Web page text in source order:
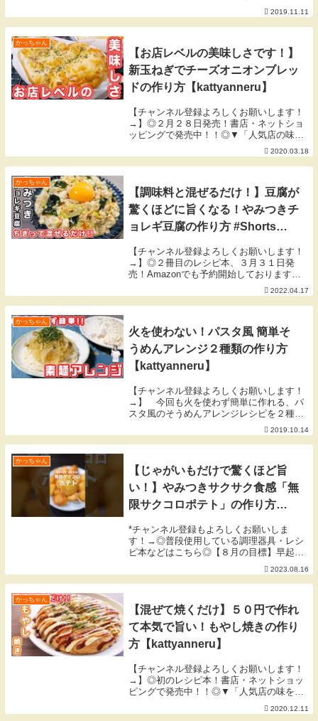
た。 見た目以上に辛くなく、旨味がグッ
と詰まったぷりぷりの海老が美味しいレシ
ピです。▼今回使用した材料▼◎ヤンニョ
2019.11.11
かっちゃん
【お店レベルの美味しさです！】
新玉ねぎでチーズオニオンブレッ
ドの作り方【kattyanneru】
【チャンネル登録よろしくお願いします！
→】◎２月２８日発売！書店・ネットショ
ッピングで発売中！！◎▼「人気店の味を
おうちで！週末が楽しくなる再現ごはん」
▼たっぷりの新玉ねぎにチーズ、、、そり
ゃ美味しいですよね！！▼今回使用した材
2020.03.18
かっちゃん
【調味料と混ぜるだけ！】豆腐が
驚くほどに旨くなる！やみつきチ
ョレギ豆腐の作り方 #Shorts
【チャンネル登録よろしくお願いします！
→】◎２冊目のレシピ本、３月３１日発
売！Amazonでも予約開始しております
◎▼「簡単なのにウマすぎる! もりもり野
菜レシピ」▼▼「人気店の味をおうちで！
週末が楽しくなる再現ごはん」▼【３月の
2022.04.17
かっちゃん
火を使わない！パスタ風 簡単そ
うめんアレンジ２種類の作り方
【kattyanneru】
【チャンネル登録よろしくお願いします！
→】 今回も火を使わず簡単に作れる、パ
スタ風のそうめんアレンジレシピを２種類
作ってみました。 夏場の我が家の冷蔵庫
には、必ず「玉子豆腐」が入っています
（笑）▼今回使用した材料▼◎めんつゆバ
2019.10.14
かっちゃん
【じゃがいもだけで驚くほど旨
い！】やみつきサクサク食感「無
限サクコロポテト」の作り方
*チャンネル登録もよろしくお願いしま
す！→◎普段使用している調理器具・レシ
ピ本などはこちら◎【８月の目標】早起き
して朝活頑張る。 byかっちゃん▼今回使
用した材料（2人前）▼・じゃがい
も 200g・ホットケーキミッ
2023.08.16
かっちゃん
【混ぜて焼くだけ】５０円で作れ
て本気で旨い！もやし焼きの作り
方【kattyanneru】
【チャンネル登録よろしくお願いします！
→】◎初のレシピ本！書店・ネットショッ
ピングで発売中！！◎▼「人気店の味をお
うちで！週末が楽しくなる再現ごはん」
▼【１２月の目標】一年の締めくくり。頑
2020.12.11